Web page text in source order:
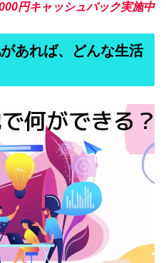
円キャッシュバック実施中
あれば、どんな生活